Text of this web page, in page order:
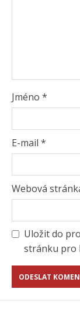
Jméno *
E-mail *
Webová
Uložit do
stránku pro